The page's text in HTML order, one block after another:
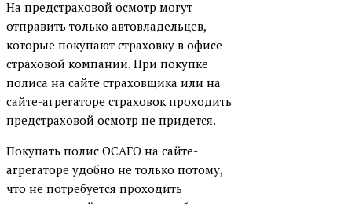
На предстраховой осмотр могут
отправить только автовладельцев,
которые покупают страховку в офисе
страховой компании. При покупке
полиса на сайте страховщика или на
сайте-агрегаторе страховок проходить
предстраховой осмотр не придется.
Покупать полис ОСАГО на сайте-
агрегаторе удобно не только потому,
что не потребуется проходить